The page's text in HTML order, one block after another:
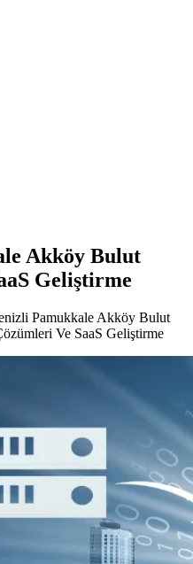
Akköy Bulut
Geliştirme
Pamukkale Akköy Bulut
Ve SaaS Geliştirme